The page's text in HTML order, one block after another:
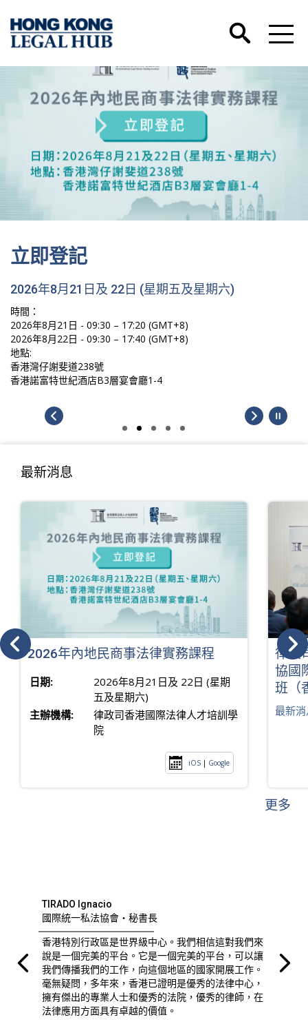
立即登記
2026年8月21日及 22日 (星期五及星期六)
時間：
2026年8月21日 - 09:30 – 17:20 (GMT+8)
2026年8月22日 - 09:30 – 17:40 (GMT+8)
地點:
香港灣仔謝斐道238號
香港諾富特世紀酒店B3層宴會廳1-4
最新消息
2026年內地民商事法律實務課程
日期:
2026年8月21日及 22日 (星期
五及星期六)
主辦機構:
律政司香港國際法律人才培訓學
院
iOS | Google
律政
協國
班（
最新
更多
TIRADO Ignacio
國際統一私法協會・秘書長
香港特別行政區是世界級中心。我們相信這對我們來
說是一個完美的平台。它是一個完美的平台，可以讓
我們傳播我們的工作，向這個地區的國家開展工作。
毫無疑問，多年來，香港已證明是優秀的法律中心，
擁有傑出的專業人士和優秀的法院，優秀的律師，在
法律應用方面具有卓越的價值。